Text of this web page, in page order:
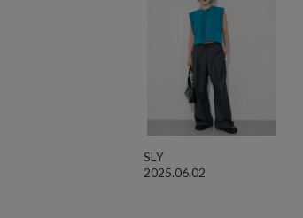
2025.06.02
SLY